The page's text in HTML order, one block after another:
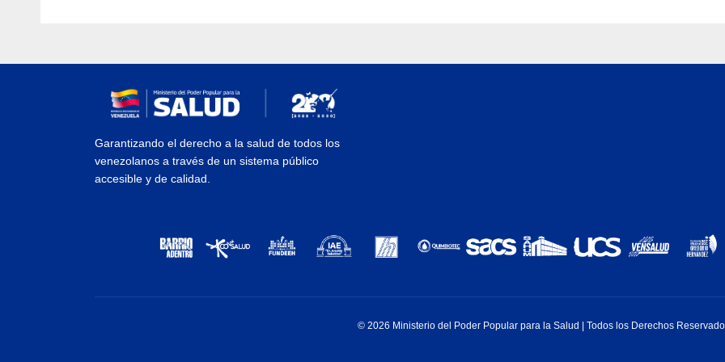
Garantizando el derecho a la salud de todos los
venezolanos a través de un sistema público
accesible y de calidad.
© 2026 Ministerio del Poder Popular para la Salud | Todos los Derechos